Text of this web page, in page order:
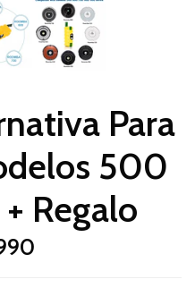
Para
500
Regalo